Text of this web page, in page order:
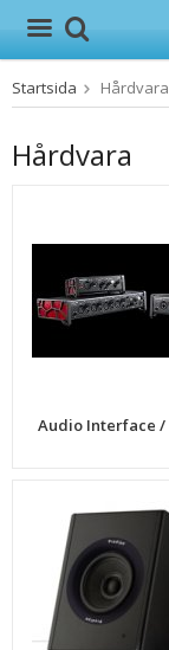
Startsida Hårdvara
Hårdvara
Audio Interface